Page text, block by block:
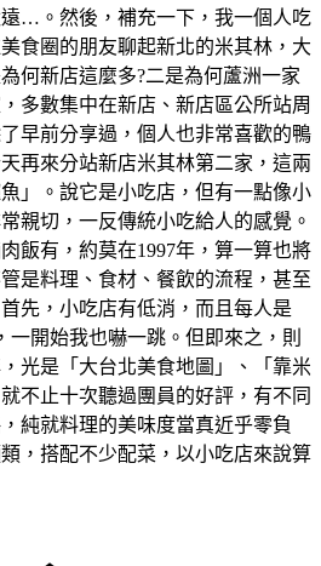
…。然後，補充一下，我一個人吃
食圈的朋友聊起新北的米其林，大
何新店這麼多?二是為何蘆洲一家
多數集中在新店、新店區公所站周
早前分享過，個人也非常喜歡的鴨
天再來分站新店米其林第二家，這兩
」。說它是小吃店，但有一點像小
親切，一反傳統小吃給人的感覺。
飯有，約莫在1997年，算一算也將
是料理、食材、餐飲的流程，甚至
先，小吃店有低消，而且每人是
一開始我也嚇一跳。但即來之，則
光是「大台北美食地圖」、「靠米
不止十次聽過團員的好評，有不同
純就料理的美味度當真近乎零負
，搭配不少配菜，以小吃店來說算